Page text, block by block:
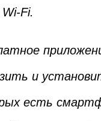
Fi.
и
есть